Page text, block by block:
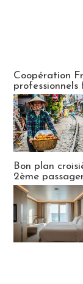
Coopération
Bon plan
2ème